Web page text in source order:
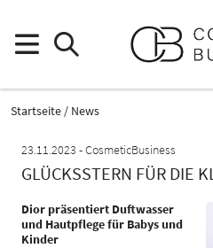
Startseite
News
23.11.2023
CosmeticBusiness
GLÜCKSSTERN FÜR DIE
Dior präsentiert Duftwasser
und Hautpflege für Babys und
Kinder